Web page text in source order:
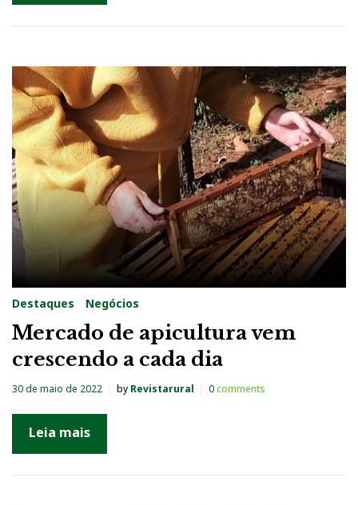
Destaques Negócios
Mercado de apicultura vem
crescendo a cada dia
30 de maio de 2022 by Revistarural 0comments
Leia mais